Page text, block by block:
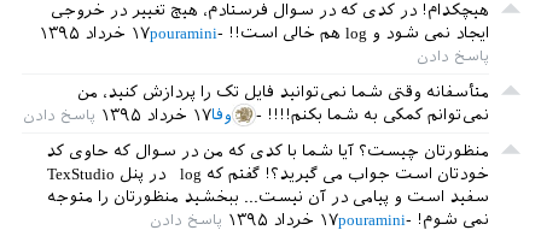
هیچکدام! در کدی که در سوال فرستادم، هیچ تغییر در خروجی
ایجاد نمی شود و log هم خالی است!!
۱۷ خرداد ۱۳۹۵pouramini
متأسفانه وقتی شما نمی‌توانید فایل تک را پردازش کنید، من
نمی‌توانم کمکی به شما بکنم!!!!
۱۷ خرداد ۱۳۹۵وفا
منظورتان چیست؟ آیا شما با کدی که من در سوال که حاوی کد
خودتان است جواب می گیرید؟! گفتم که log در پنل TexStudio
سفید است و پیامی در آن نیست... ببخشید منظورتان را متوجه
نمی شوم!
۱۷ خرداد ۱۳۹۵pouramini